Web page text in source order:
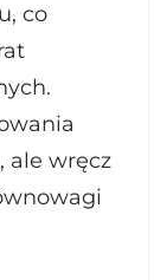
co
ale wręcz